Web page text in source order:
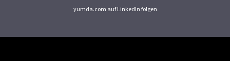
yumda.com auf LinkedIn folgen